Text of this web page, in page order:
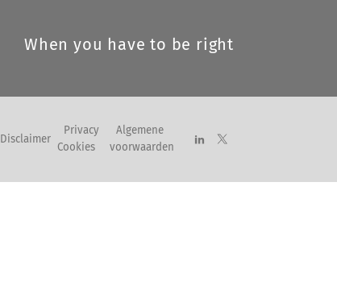
When you have to be right
Disclaimer
Privacy
Cookies
Algemene
voorwaarden